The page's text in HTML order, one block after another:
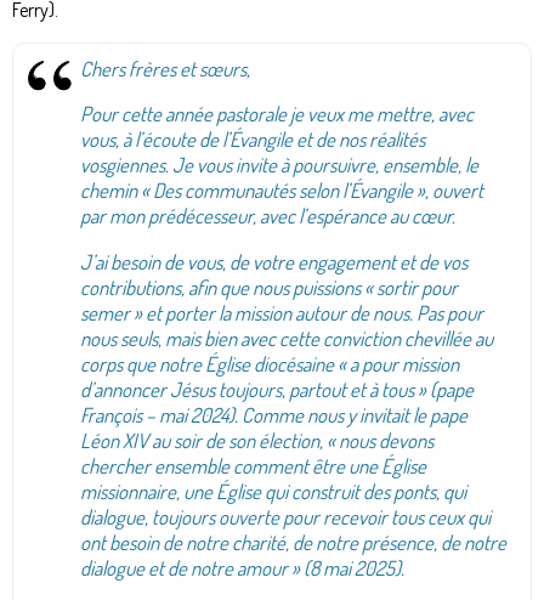
Ferry).
Chers frères et sœurs,
Pour cette année pastorale je veux me mettre, avec
vous, à l’écoute de l’Évangile et de nos réalités
vosgiennes. Je vous invite à poursuivre, ensemble, le
chemin « Des communautés selon l’Évangile », ouvert
par mon prédécesseur, avec l’espérance au cœur.
J’ai besoin de vous, de votre engagement et de vos
contributions, afin que nous puissions « sortir pour
semer » et porter la mission autour de nous. Pas pour
nous seuls, mais bien avec cette conviction chevillée au
corps que notre Église diocésaine « a pour mission
d’annoncer Jésus toujours, partout et à tous » (pape
François – mai 2024). Comme nous y invitait le pape
Léon XIV au soir de son élection, « nous devons
chercher ensemble comment être une Église
missionnaire, une Église qui construit des ponts, qui
dialogue, toujours ouverte pour recevoir tous ceux qui
ont besoin de notre charité, de notre présence, de notre
dialogue et de notre amour » (8 mai 2025).